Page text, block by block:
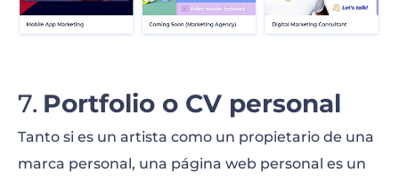
Portfolio o CV personal
Tanto si es un artista como un propietario de una
marca personal, una página web personal es un